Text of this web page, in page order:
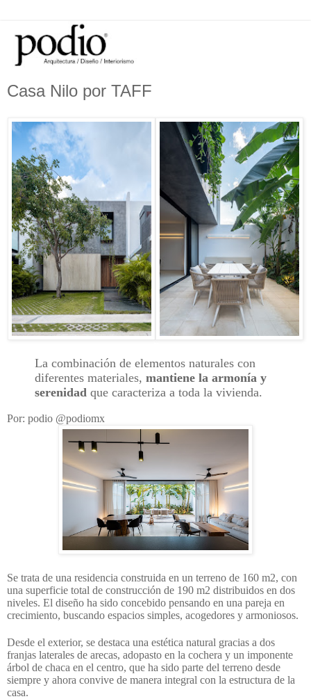
Casa Nilo por TAFF
La combinación de elementos naturales con
diferentes materiales, mantiene la armonía y
serenidad que caracteriza a toda la vivienda.
Por: podio @podiomx
Se trata de una residencia construida en un terreno de 160 m2, con
una superficie total de construcción de 190 m2 distribuidos en dos
niveles. El diseño ha sido concebido pensando en una pareja en
crecimiento, buscando espacios simples, acogedores y armoniosos.
Desde el exterior, se destaca una estética natural gracias a dos
franjas laterales de arecas, adopasto en la cochera y un imponente
árbol de chaca en el centro, que ha sido parte del terreno desde
siempre y ahora convive de manera integral con la estructura de la
casa.